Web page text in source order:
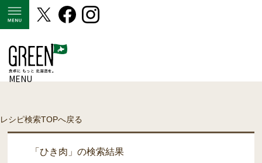
MENU
レシピ検索TOPへ戻る
「ひき肉」の検索結果